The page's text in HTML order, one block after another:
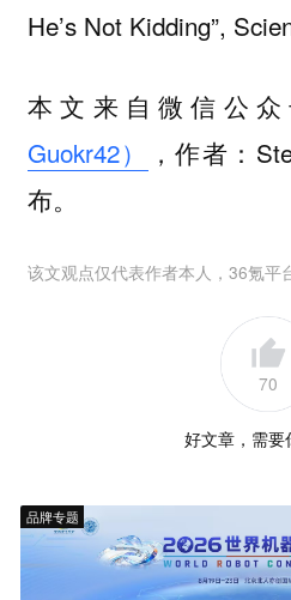
He’s Not Kidding”,
本文来自微信公众
Guokr42）
，作者：
布。
该文观点仅代表作者本人，36氪平
70
好文章，需要
品牌专题